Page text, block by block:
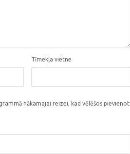
Tīmekļa vietne
nākamajai reizei, kad vēlēšos pievienot